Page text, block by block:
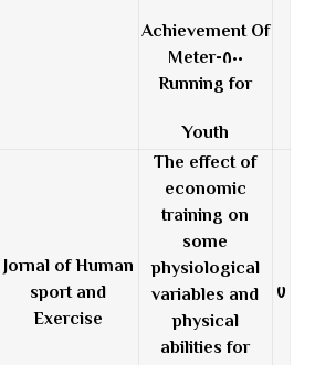
Achievement Of
٨٠٠-Meter
Running for
Youth
٧
The effect of
economic
training on
some
physiological
variables and
physical
abilities for
Jornal of Human
sport and
Exercise